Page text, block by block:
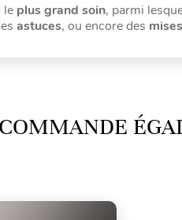
le plus grand soin, parmi
astuces, ou encore des